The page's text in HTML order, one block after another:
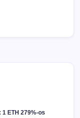
ETH 279%-os